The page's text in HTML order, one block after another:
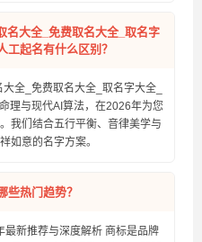
名大全_免费取名大全_取名字
工起名有什么区别？
全_免费取名大全_取名字大全_
理与现代AI算法，在2026年为您
我们结合五行平衡、音律美学与
如意的名字方案。
些热门趋势？
新推荐与深度解析 商标是品牌